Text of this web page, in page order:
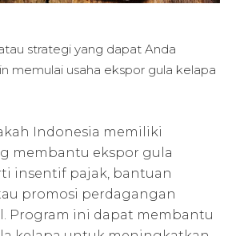
strategi yang dapat Anda
memulai usaha ekspor gula kelapa
Indonesia memiliki
membantu ekspor gula
insentif pajak, bantuan
promosi perdagangan
Program ini dapat membantu